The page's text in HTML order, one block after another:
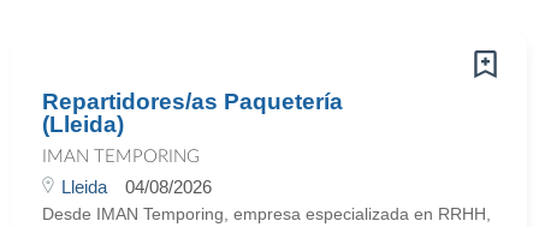
Repartidores/as Paquetería
(Lleida)
IMAN TEMPORING
Lleida 04/08/2026
Desde IMAN Temporing, empresa especializada en RRHH,